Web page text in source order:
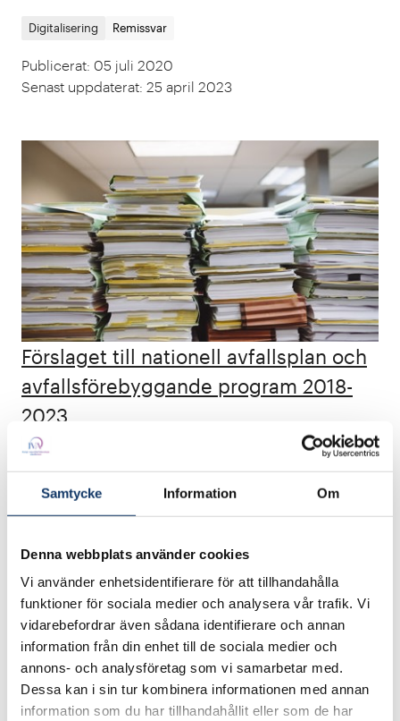
Samtycke Information Om
Denna webbplats använder cookies
Vi använder enhetsidentifierare för att tillhandahålla
funktioner för sociala medier och analysera vår trafik. Vi
vidarebefordrar även sådana identifierare och annan
information från din enhet till de sociala medier och
annons- och analysföretag som vi samarbetar med.
Dessa kan i sin tur kombinera informationen med annan
information som du har tillhandahållit eller som de har
Digitalisering Remissvar
Publicerat: 05 juli 2020
Senast uppdaterat: 25 april 2023
Förslaget till nationell avfallsplan och
avfallsförebyggande program 2018-
2023
IVA kommenterar förslaget till nationell
avfallsplan och avfallsförebyggande program
2018-2023 (Dnr NV-01180-17) framför allt enligt
Energi & resurser Samhällsbyggnad Remissvar
Publicerat :27 februari 2018
Senast uppdaterat:25 april 2023